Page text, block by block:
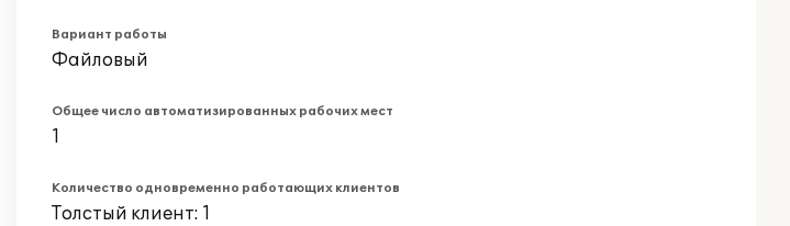
Вариант работы
Файловый
Общее число автоматизированных рабочих мест
1
Количество одновременно работающих клиентов
Толстый клиент: 1